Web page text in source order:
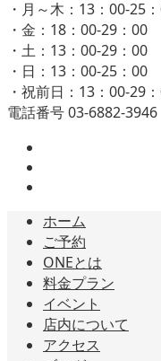
・月～木：13：00-25
・金：18：00-29：00
・土：13：00-29：00
・日：13：00-25：00
・祝前日：13：00-29
電話番号 03-6882-3946
ホーム
ご予約
ONEとは
料金プラン
イベント
店内について
アクセス